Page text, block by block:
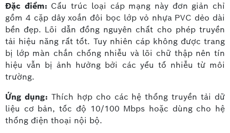
Đặc điểm: Cấu trúc loại cáp mạng này đơn giản chỉ
gồm 4 cặp dây xoắn đôi bọc lớp vỏ nhựa PVC dẻo dài
bền đẹp. Lõi dẫn đồng nguyên chất cho phép truyền
tải hiệu năng rất tốt. Tuy nhiên cáp không được trang
bị lớp màn chắn chống nhiễu và lõi chữ thập nên tín
hiệu vẫn bị ảnh hưởng bởi các yếu tố nhiễu từ môi
trường.
Ứng dụng: Thích hợp cho các hệ thống truyền tải dữ
liệu cơ bản, tốc độ 10/100 Mbps hoặc dùng cho hệ
thống điện thoại nội bộ.